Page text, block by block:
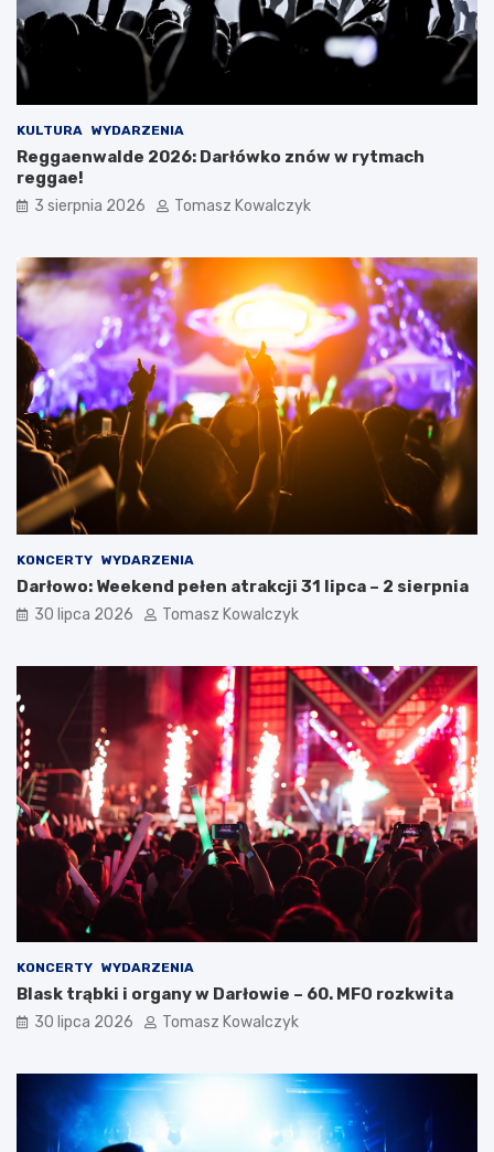
KULTURA WYDARZENIA
Reggaenwalde 2026: Darłówko znów w rytmach
reggae!
3 sierpnia 2026 Tomasz Kowalczyk
KONCERTY WYDARZENIA
Darłowo: Weekend pełen atrakcji 31 lipca – 2 sierpnia
30 lipca 2026 Tomasz Kowalczyk
KONCERTY WYDARZENIA
Blask trąbki i organy w Darłowie – 60. MFO rozkwita
30 lipca 2026 Tomasz Kowalczyk